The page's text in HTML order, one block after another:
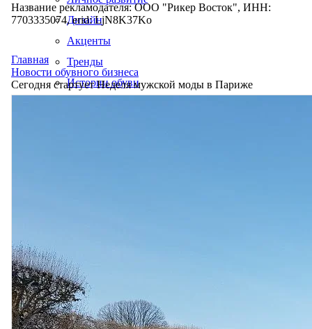
Дизайн
Акценты
Тренды
Истории обуви
Название рекламодателя: ООО "Рикер Восток", ИНН:
7703335074, erid: LjN8K37Ko
Главная
Новости обувного бизнеса
Сегодня стартует Неделя мужской моды в Париже